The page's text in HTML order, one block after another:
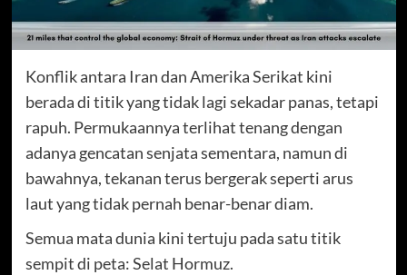
Konflik antara Iran dan Amerika Serikat kini
berada di titik yang tidak lagi sekadar panas, tetapi
rapuh. Permukaannya terlihat tenang dengan
adanya gencatan senjata sementara, namun di
bawahnya, tekanan terus bergerak seperti arus
laut yang tidak pernah benar-benar diam.
Semua mata dunia kini tertuju pada satu titik
sempit di peta: Selat Hormuz.